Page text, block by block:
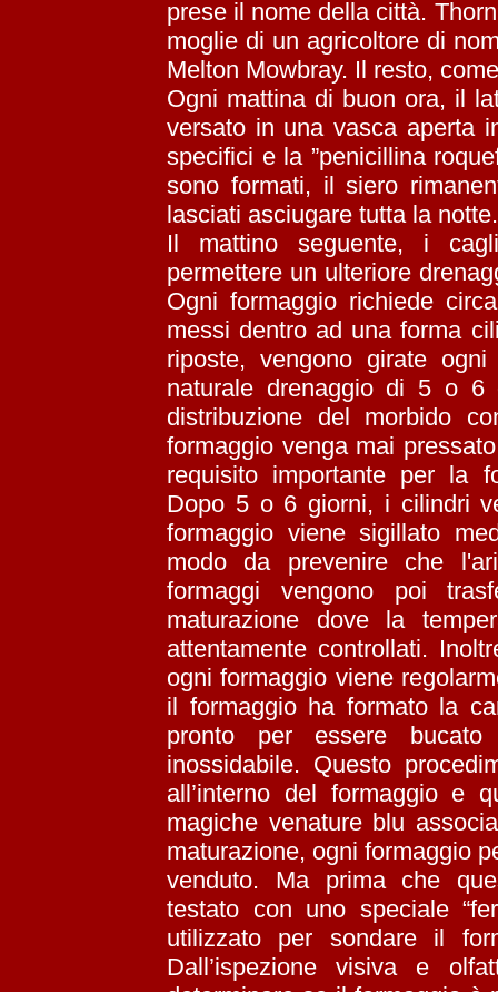
prese il nome della città.
moglie di un agricoltore di
Melton Mowbray. Il resto,
Ogni mattina di buon ora, il
versato in una vasca aperta
specifici e la ”penicillina
sono formati, il siero
lasciati asciugare tutta la notte.
Il mattino seguente, i
permettere un ulteriore
Ogni formaggio richiede
messi dentro ad una forma
riposte, vengono girate
naturale drenaggio di 5 o 6
distribuzione del morbido
formaggio venga mai
requisito importante per la
Dopo 5 o 6 giorni, i cilindri
formaggio viene sigillato
modo da prevenire che
formaggi vengono poi
maturazione dove la
attentamente controllati.
ogni formaggio viene
il formaggio ha formato la
pronto per essere
inossidabile. Questo
all’interno del formaggio e
magiche venature blu
maturazione, ogni formaggio
venduto. Ma prima che
testato con uno speciale
utilizzato per sondare il
Dall’ispezione visiva e